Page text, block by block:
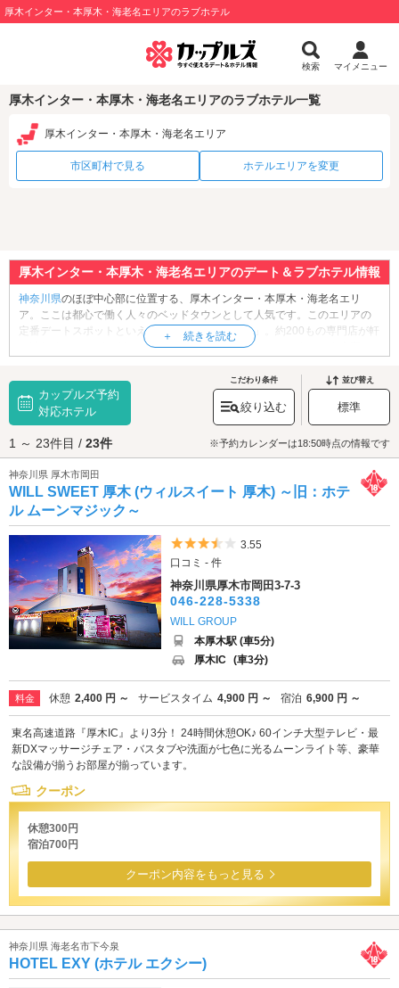
厚木インター・本厚木・海老名エリアのラブホテル
検索 マイメニュー
厚木インター・本厚木・海老名エリアのラブホテル一覧
厚木インター・本厚木・海老名エリア
市区町村で見る ホテルエリアを変更
厚木インター・本厚木・海老名エリアのデート＆ラブホテル情報
神奈川県のほぼ中心部に位置する、厚木インター・本厚木・海老名エリ
ア。ここは都心で働く人々のベッドタウンとして人気です。このエリアの
定番デートスポットといえば「 ららぽーと海老名」。約200もの専門店が軒
を連ねるショッピングモールです。レストランフロアのテナントも充実し
館デートなら、複合商業施設「
アミューあつぎ」内の映画館「あつぎのえ
いがかんkiki」がおすすめです。国内最上級の音響システムを駆使した上映
をぜひお楽しみください。少し時間を持て余すようなら「
海老名市立図書
館」で互いに静かなひと時を過ごしても良いかもしれません。スターバッ
クスコーヒーを併設した図書館ですので、お好きなドリンク片手にのんび
りと読書ができます。選りすぐりの1冊をレビューしあうのも楽しそうです
ね。デートを満喫したらラブホテルの広々としたベッドでひと休みしませ
んか？厚木インター・本厚木・海老名エリアのラブホテルは、「大和厚木
バイパス」や、JR「海老名駅」の周辺に点在している他、「厚木インター
チェンジ」の近隣に多くのホテルが集積しています。特に厚木インターチ
ェンジ周辺はホテルが充実していますので、きっとお好みのホテルが見つ
かるはずです。カップルズ予約のできるホテルもあるのでさっそくチェッ
クしてみましょう。
カップルズ予約
対応ホテル
こだわり条件
絞り込む
並び替え
標準
1 ～ 23件目 / 23件 ※予約カレンダーは18:50時点の情報です
神奈川県 厚木市岡田
WILL SWEET 厚木 (ウィルスイート 厚木) ～旧：ホテ
ル ムーンマジック～
5つ星のうち3.5
3.55
口コミ - 件
神奈川県厚木市岡田3-7-3
046-228-5338
WILL GROUP
本厚木駅 (車5分)
厚木IC (車3分)
料金 休憩 2,400 円 ～ サービスタイム 4,900 円 ～ 宿泊 6,900 円 ～
東名高速道路『厚木IC』より3分！ 24時間休憩OK♪ 60インチ大型テレビ・最
新DXマッサージチェア・バスタブや洗面が七色に光るムーンライト等、豪華
な設備が揃うお部屋が揃っています。
クーポン
休憩300円
宿泊700円
クーポン内容をもっと見る
神奈川県 海老名市下今泉
HOTEL EXY (ホテル エクシー)